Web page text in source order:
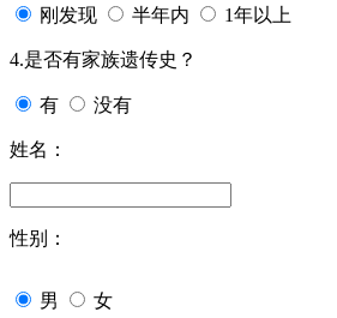
刚发现 半年内 1年以上
4.是否有家族遗传史？
有 没有
姓名：
性别：
男 女